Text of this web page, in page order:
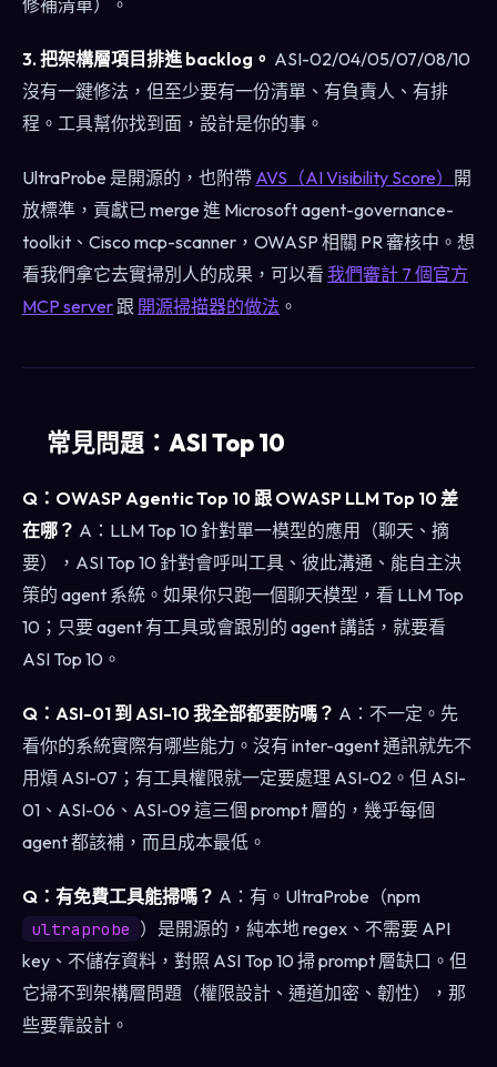
修補清單）。
3. 把架構層項目排進 backlog。 ASI-02/04/05/07/08/10
沒有一鍵修法，但至少要有一份清單、有負責人、有排
程。工具幫你找到面，設計是你的事。
UltraProbe 是開源的，也附帶 AVS（AI Visibility Score） 開
放標準，貢獻已 merge 進 Microsoft agent-governance-
toolkit、Cisco mcp-scanner，OWASP 相關 PR 審核中。想
看我們拿它去實掃別人的成果，可以看 我們審計 7 個官方
MCP server 跟 開源掃描器的做法 。
常見問題：ASI Top 10
Q：OWASP Agentic Top 10 跟 OWASP LLM Top 10 差
在哪？ A：LLM Top 10 針對單一模型的應用（聊天、摘
要），ASI Top 10 針對會呼叫工具、彼此溝通、能自主決
策的 agent 系統。如果你只跑一個聊天模型，看 LLM Top
10；只要 agent 有工具或會跟別的 agent 講話，就要看
ASI Top 10。
Q：ASI-01 到 ASI-10 我全部都要防嗎？ A：不一定。先
看你的系統實際有哪些能力。沒有 inter-agent 通訊就先不
用煩 ASI-07；有工具權限就一定要處理 ASI-02。但 ASI-
01、ASI-06、ASI-09 這三個 prompt 層的，幾乎每個
agent 都該補，而且成本最低。
Q：有免費工具能掃嗎？ A：有。UltraProbe（npm
ultraprobe ）是開源的，純本地 regex、不需要 API
key、不儲存資料，對照 ASI Top 10 掃 prompt 層缺口。但
它掃不到架構層問題（權限設計、通道加密、韌性），那
些要靠設計。